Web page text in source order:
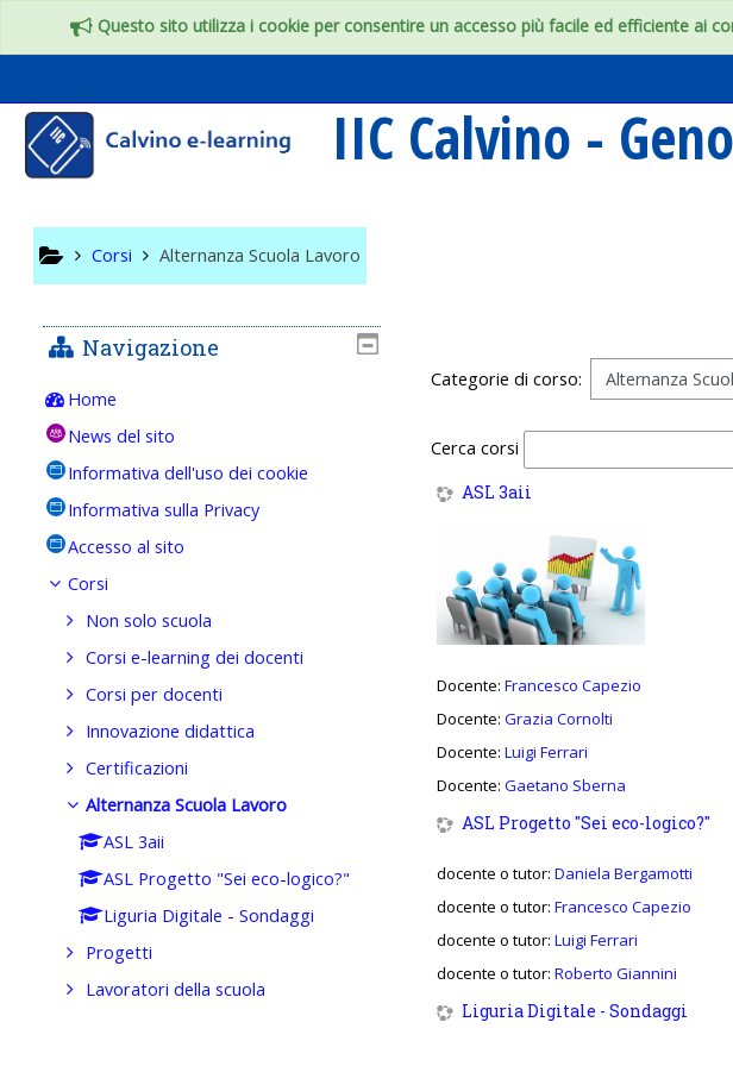
Questo sito utilizza i cookie per consentire un accesso più facile ed efficiente ai
IIC Calvino -
Corsi Alternanza Scuola Lavoro
Categorie di corso:
Cerca corsi
ASL 3aii
Docente: Francesco Capezio
Docente: Grazia Cornolti
Docente: Luigi Ferrari
Docente: Gaetano Sberna
ASL Progetto "Sei eco-logico?"
docente o tutor: Daniela Bergamotti
docente o tutor: Francesco Capezio
docente o tutor: Luigi Ferrari
docente o tutor: Roberto Giannini
Liguria Digitale - Sondaggi
Navigazione
Home
News del sito
Informativa dell'uso dei cookie
Informativa sulla Privacy
Accesso al sito
Corsi
Non solo scuola
Corsi e-learning dei docenti
Corsi per docenti
Innovazione didattica
Certificazioni
Alternanza Scuola Lavoro
ASL 3aii
ASL Progetto "Sei eco-logico?"
Liguria Digitale - Sondaggi
Progetti
Lavoratori della scuola